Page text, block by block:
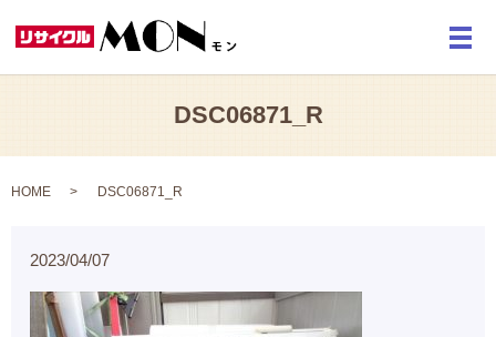
メ
DSC06871_R
HOME DSC06871_R
2023/04/07